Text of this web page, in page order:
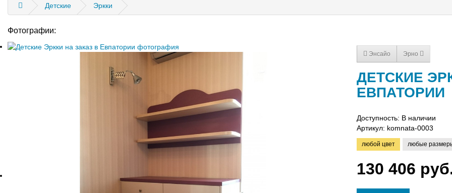
Детские Эркки
Фотографии:
Энсайо Эрно
ДЕТСКИЕ
ЕВПАТОРИИ
Доступность: В наличии
Артикул: komnata-0003
любой цвет любые
130 406